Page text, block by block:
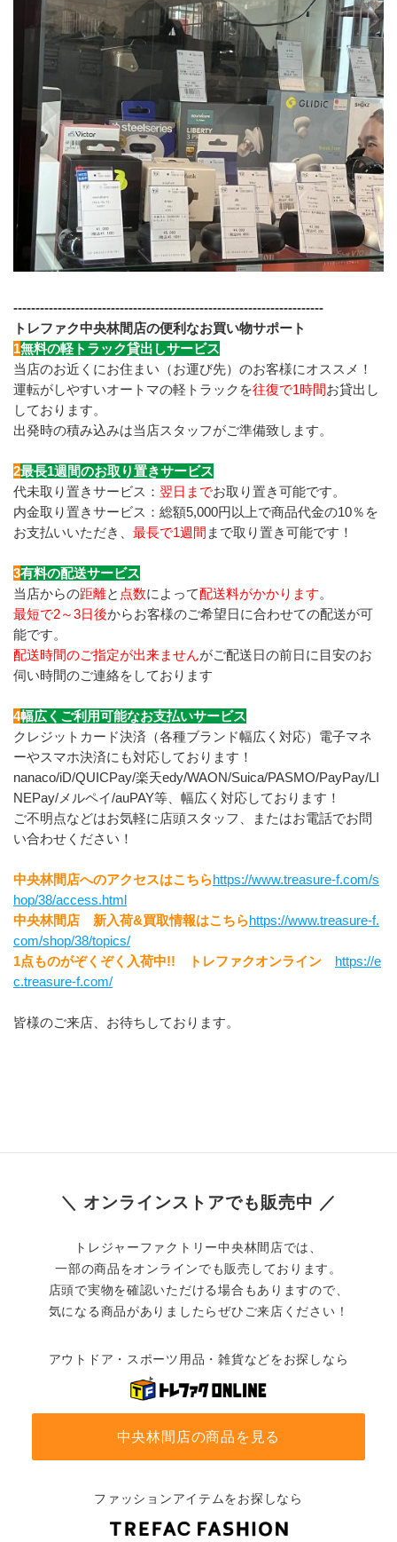
----------------------------------------------------------------------
トレファク中央林間店の便利なお買い物サポート
1無料の軽トラック貸出しサービス
当店のお近くにお住まい（お運び先）のお客様にオススメ！
運転がしやすいオートマの軽トラックを往復で1時間お貸出し
しております。
出発時の積み込みは当店スタッフがご準備致します。
2最長1週間のお取り置きサービス
代未取り置きサービス： 翌日までお取り置き可能です。
内金取り置きサービス：総額5,000円以上で商品代金の10％を
お支払いいただき、 最長で1週間 まで取り置き可能です！
3有料の配送サービス
当店からの距離と 点数によって配送料がかかります。
最短で2～3日後からお客様のご希望日に合わせての配送が可
能です。
配送時間のご指定が出来ませんがご配送日の前日に目安のお
伺い時間のご連絡をしております
4幅広くご利用可能なお支払いサービス
クレジットカード決済（各種ブランド幅広く対応）電子マネ
ーやスマホ決済にも対応しております！
nanaco/iD/QUICPay/楽天edy/WAON/Suica/PASMO/PayPay/LI
NEPay/メルペイ/auPAY等、幅広く対応しております！
ご不明点などはお気軽に店頭スタッフ、またはお電話でお問
い合わせください！
中央林間店へのアクセスはこちらhttps://www.treasure-f.com/s
hop/38/access.html
中央林間店　新入荷&買取情報はこちらhttps://www.treasure-f.
com/shop/38/topics/
1点ものがぞくぞく入荷中!!　トレファクオンライン https://e
c.treasure-f.com/
皆様のご来店、お待ちしております。
＼ オンラインストアでも販売中 ／
トレジャーファクトリー中央林間店では、
一部の商品をオンラインでも販売しております。
店頭で実物を確認いただける場合もありますので、
気になる商品がありましたらぜひご来店ください！
アウトドア・スポーツ用品・雑貨などをお探しなら
中央林間店の商品を見る
ファッションアイテムをお探しなら